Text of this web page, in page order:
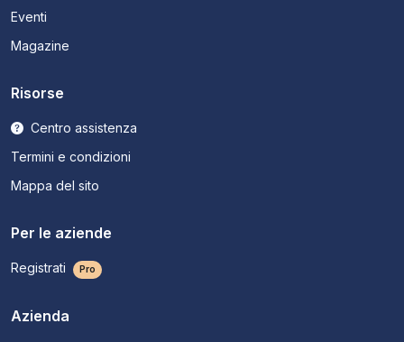
Eventi
Magazine
Risorse
Centro assistenza
Termini e condizioni
Mappa del sito
Per le aziende
Registrati Pro
Azienda